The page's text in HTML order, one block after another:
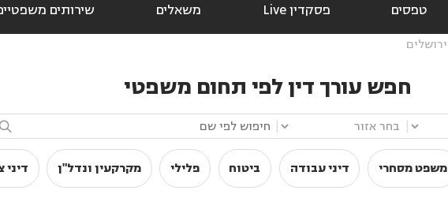
טפסים פסקדין Live משאלים שירותים
ירושלים
חפש עורך דין לפי תחום משפטי

משפט מסחרי דיני עבודה ביטוח פלילי מקרקעין ונדל"ן דיני